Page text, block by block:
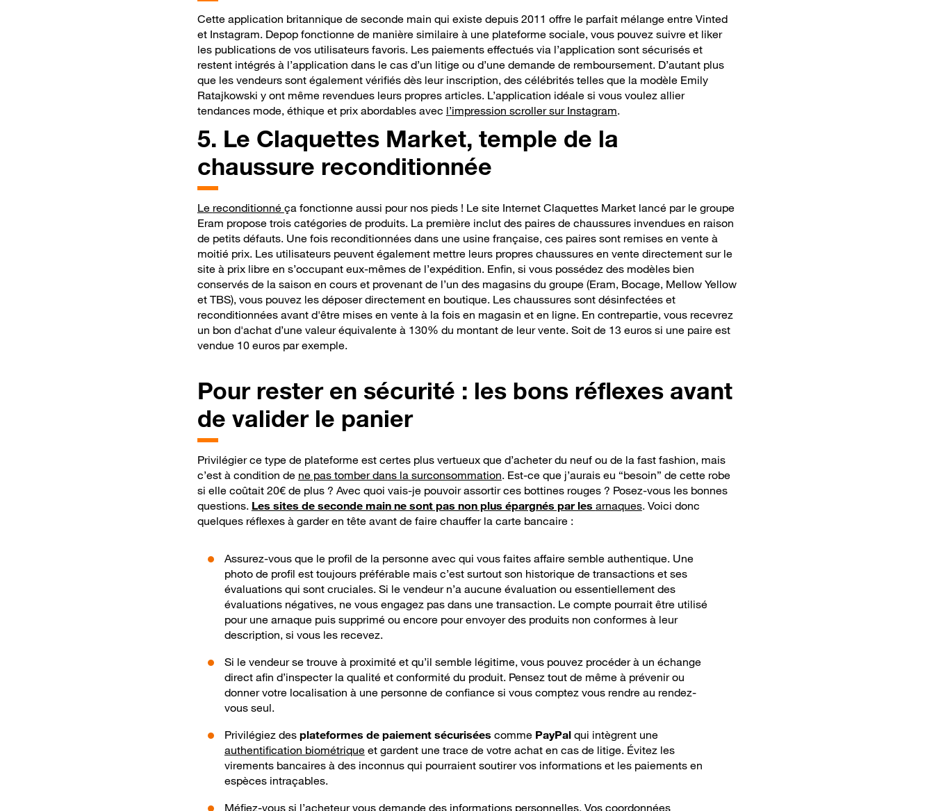
Cette application britannique de seconde main qui existe depuis 2011 offre le parfait mélange entre Vinted
et Instagram. Depop fonctionne de manière similaire à une plateforme sociale, vous pouvez suivre et liker
les publications de vos utilisateurs favoris. Les paiements effectués via l’application sont sécurisés et
restent intégrés à l’application dans le cas d’un litige ou d’une demande de remboursement. D’autant plus
que les vendeurs sont également vérifiés dès leur inscription, des célébrités telles que la modèle Emily
Ratajkowski y ont même revendues leurs propres articles. L’application idéale si vous voulez allier
tendances mode, éthique et prix abordables avec l’impression scroller sur Instagram.
5. Le Claquettes Market, temple de la
chaussure reconditionnée
Le reconditionné ça fonctionne aussi pour nos pieds ! Le site Internet Claquettes Market lancé par le groupe
Eram propose trois catégories de produits. La première inclut des paires de chaussures invendues en raison
de petits défauts. Une fois reconditionnées dans une usine française, ces paires sont remises en vente à
moitié prix. Les utilisateurs peuvent également mettre leurs propreschaussures en vente directement sur le
site à prix libre en s’occupant eux-mêmes de l’expédition. Enfin, si vous possédez des modèles bien
conservés de la saison en cours et provenant de l’un des magasins du groupe (Eram, Bocage, Mellow Yellow
et TBS), vous pouvez les déposer directement en boutique. Les chaussures sont désinfectées et
reconditionnées avant d'être mises en vente à la fois en magasin et en ligne. En contrepartie, vous recevrez
un bon d'achat d’une valeur équivalente à 130% du montant de leur vente. Soit de 13 euros si une paire est
vendue 10 euros par exemple.
Pourrester en sécurité : les bons réflexes avant
de valider le panier
Privilégier ce type de plateforme est certes plus vertueux que d’acheter du neuf ou de la fast fashion, mais
c’est à condition de nepas tomber dans la surconsommation. Est-ce que j’aurais eu “besoin” de cette robe
si elle coûtait 20€ de plus ? Avec quoi vais-je pouvoir assortir ces bottines rouges ? Posez-vous les bonnes
questions. Les sites de seconde main ne sont pas non plus épargnés par les arnaques. Voici donc
quelques réflexes à garder en tête avant de faire chauffer la carte bancaire :
Assurez-vous que le profil de la personne avec qui vous faites affaire semble authentique. Une
photo de profil est toujours préférable mais c’est surtout son historique de transactions et ses
évaluations qui sont cruciales. Si le vendeur n’a aucune évaluation ou essentiellement des
évaluations négatives, ne vous engagez pas dans une transaction. Le compte pourrait être utilisé
pour une arnaque puis supprimé ou encore pour envoyer des produits non conformes à leur
description, si vous les recevez.
Si le vendeur se trouve à proximité et qu’il semble légitime, vous pouvez procéder à un échange
direct afin d’inspecter la qualité et conformité du produit. Pensez tout de même à prévenir ou
donner votre localisation à une personne de confiance si vous comptez vous rendre au rendez-
vous seul.
Privilégiez des plateformes de paiement sécurisées comme PayPal qui intègrent une
authentification biométriqueet gardent une trace de votre achat en cas de litige. Évitez les
virements bancaires à des inconnus qui pourraient soutirer vos informations et les paiements en
espèces intraçables.
Méfiez-vous si l’acheteur vous demande des informations personnelles. Vos coordonnées